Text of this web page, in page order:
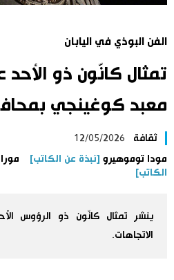
سياحة وسفر
علوم وتكنولوجيا
الأقسام
الفن البوذي في اليابان
تمثال كانّون ذو
معبد كوغينجي
ثقافة
12/05/2026
مودا توموهيرو [نبذة عن الكاتب]
الكاتب]
ينشر تمثال كانّون ذو الرؤوس
الاتجاهات.